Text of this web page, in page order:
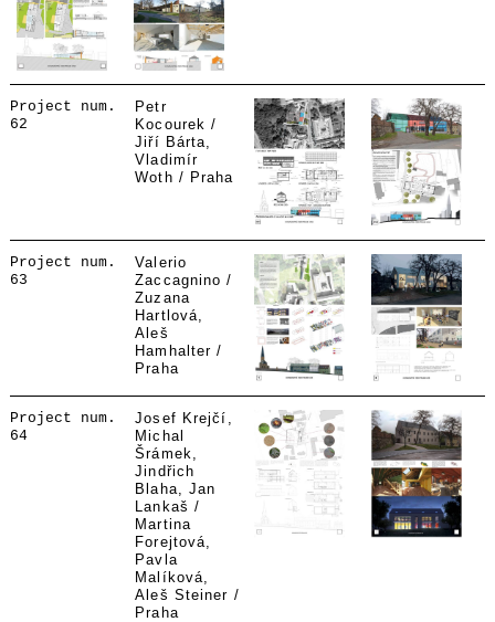
Project num.
62
Petr
Kocourek /
Jiří Bárta,
Vladimír
Woth / Praha
Project num.
63
Valerio
Zaccagnino /
Zuzana
Hartlová,
Aleš
Hamhalter /
Praha
Project num.
64
Josef Krejčí,
Michal
Šrámek,
Jindřich
Blaha, Jan
Lankaš /
Martina
Forejtová,
Pavla
Malíková,
Aleš Steiner /
Praha